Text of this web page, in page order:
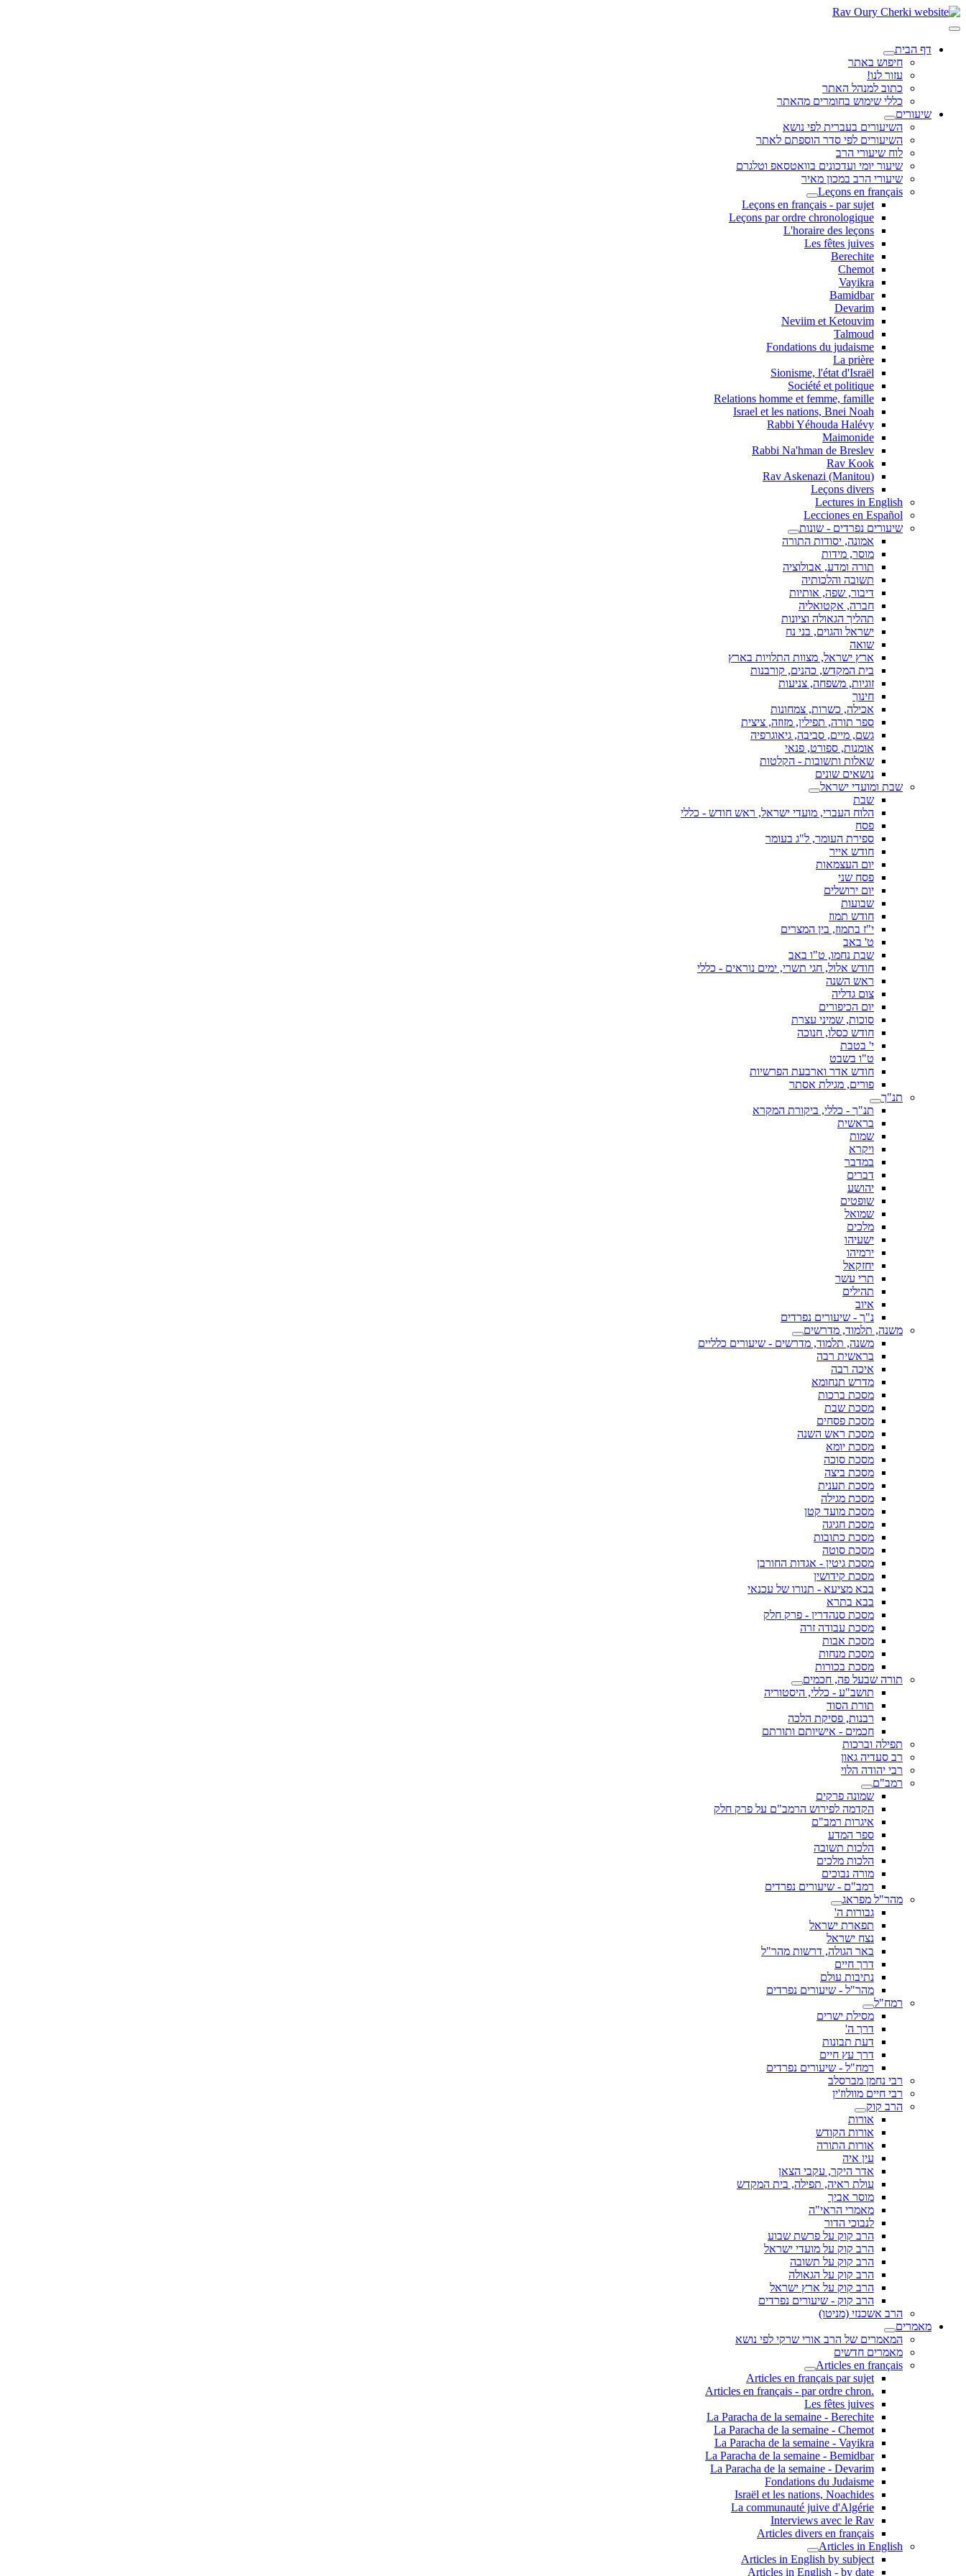
דף הבית
חיפוש באתר
עזור לנו!
כתוב למנהל האתר
כללי שימוש בחומרים מהאתר
שיעורים
השיעורים בעברית לפי נושא
השיעורים לפי סדר הוספתם לאתר
לוח שיעורי הרב
שיעור יומי ועדכונים בוואטסאפ וטלגרם
שיעורי הרב במכון מאיר
Leçons en français
Leçons en français - par sujet
Leçons par ordre chronologique
L'horaire des leçons
Les fêtes juives
Berechite
Chemot
Vayikra
Bamidbar
Devarim
Neviim et Ketouvim
Talmoud
Fondations du judaisme
La prière
Sionisme, l'état d'Israël
Société et politique
Relations homme et femme, famille
Israel et les nations, Bnei Noah
Rabbi Yéhouda Halévy
Maimonide
Rabbi Na'hman de Breslev
Rav Kook
(Rav Askenazi (Manitou
Leçons divers
Lectures in English
Lecciones en Español
שיעורים נפרדים - שונות
אמונה, יסודות התורה
מוסר, מידות
תורה ומדע, אבולוציה
תשובה והלכותיה
דיבור, שפה, אותיות
חברה, אקטואליה
תהליך הגאולה וציונות
ישראל והגוים, בני נח
שואה
ארץ ישראל, מצוות התלויות בארץ
בית המקדש, כהנים, קורבנות
זוגיות, משפחה, צניעות
חינוך
אכילה, כשרות, צמחונות
ספר תורה, תפילין, מזוזה, ציצית
גשם, מיים, סביבה, גיאוגרפיה
אומנות, ספורט, פנאי
שאלות ותשובות - הקלטות
נושאים שונים
שבת ומועדי ישראל
שבת
הלוח העברי, מועדי ישראל, ראש חודש - כללי
פסח
ספירת העומר, ל"ג בעומר
חודש אייר
יום העצמאות
פסח שני
יום ירושלים
שבועות
חודש תמוז
י"ז בתמוז, בין המצרים
ט' באב
שבת נחמו, ט"ו באב
חודש אלול, חגי תשרי, ימים נוראים - כללי
ראש השנה
צום גדליה
יום הכיפורים
סוכות, שמיני עצרת
חודש כסלו, חנוכה
י' בטבת
ט"ו בשבט
חודש אדר וארבעת הפרשיות
פורים, מגילת אסתר
תנ"ך
תנ"ך - כללי, ביקורת המקרא
בראשית
שמות
ויקרא
במדבר
דברים
יהושע
שופטים
שמואל
מלכים
ישעיהו
ירמיהו
יחזקאל
תרי עשר
תהילים
איוב
נ"ך - שיעורים נפרדים
משנה, תלמוד, מדרשים
משנה, תלמוד, מדרשים - שיעורים כלליים
בראשית רבה
איכה רבה
מדרש תנחומא
מסכת ברכות
מסכת שבת
מסכת פסחים
מסכת ראש השנה
מסכת יומא
מסכת סוכה
מסכת ביצה
מסכת תענית
מסכת מגילה
מסכת מועד קטן
מסכת חגיגה
מסכת כתובות
מסכת סוטה
מסכת גיטין - אגדות החורבן
מסכת קידושין
בבא מציעא - תנורו של עכנאי
בבא בתרא
מסכת סנהדרין - פרק חלק
מסכת עבודה זרה
מסכת אבות
מסכת מנחות
מסכת בכורות
תורה שבעל פה, חכמים
תושב"ע - כללי, היסטוריה
תורת הסוד
רבנות, פסיקת הלכה
חכמים - אישיותם ותורתם
תפילה וברכות
רב סעדיה גאון
רבי יהודה הלוי
רמב"ם
שמונה פרקים
הקדמה לפירוש הרמב"ם על פרק חלק
איגרות רמב"ם
ספר המדע
הלכות תשובה
הלכות מלכים
מורה נבוכים
רמב"ם - שיעורים נפרדים
מהר"ל מפראג
גבורות ה'
תפארת ישראל
נצח ישראל
באר הגולה, דרשות מהר"ל
דרך חיים
נתיבות עולם
מהר"ל - שיעורים נפרדים
רמח"ל
מסילת ישרים
דרך ה'
דעת תבונות
דרך עץ חיים
רמח"ל - שיעורים נפרדים
רבי נחמן מברסלב
רבי חיים מוולוז'ין
הרב קוק
אורות
אורות הקודש
אורות התורה
עין איה
אדר היקר, עקבי הצאן
עולת ראיה, תפילה, בית המקדש
מוסר אביך
מאמרי הראי"ה
לנבוכי הדור
הרב קוק על פרשת שבוע
הרב קוק על מועדי ישראל
הרב קוק על תשובה
הרב קוק על הגאולה
הרב קוק על ארץ ישראל
הרב קוק - שיעורים נפרדים
הרב אשכנזי (מניטו)
מאמרים
המאמרים של הרב אורי שרקי לפי נושא
מאמרים חדשים
Articles en français
Articles en français par sujet
.Articles en français - par ordre chron
Les fêtes juives
La Paracha de la semaine - Berechite
La Paracha de la semaine - Chemot
La Paracha de la semaine - Vayikra
La Paracha de la semaine - Bemidbar
La Paracha de la semaine - Devarim
Fondations du Judaisme
Israël et les nations, Noachides
La communauté juive d'Algérie
Interviews avec le Rav
Articles divers en français
Articles in English
Articles in English by subject
Articles in English - by date